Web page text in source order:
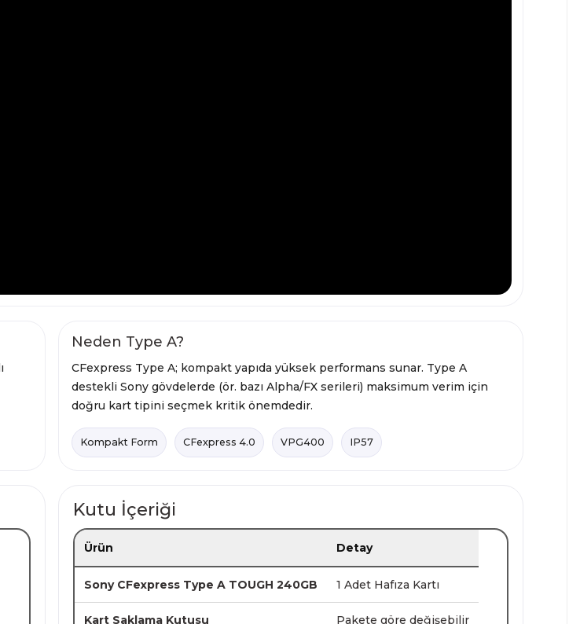
Neden Type A?
CFexpress Type A; kompakt yapıda yüksek performans sunar. Type A
destekli Sony gövdelerde (ör. bazı Alpha/FX serileri) maksimum verim için
doğru kart tipini seçmek kritik önemdedir.
Kompakt Form CFexpress 4.0 VPG400 IP57
Kutu İçeriği
Ürün Detay
Sony CFexpress Type A TOUGH 240GB 1 Adet Hafıza Kartı
Kart Saklama Kutusu Pakete göre değişebilir